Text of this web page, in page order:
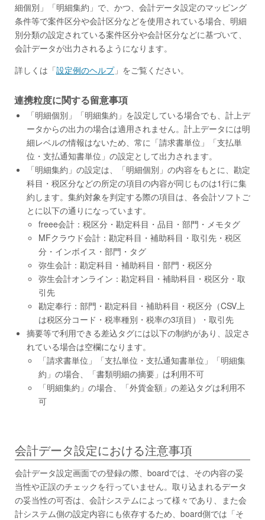
細個別」「明細集約」で、かつ、会計データ設定のマッピング
条件等で案件区分や会計区分などを使用されている場合、明細
別分類の設定されている案件区分や会計区分などに基づいて、
会計データが出力されるようになります。
詳しくは「設定例のヘルプ」をご覧ください。
連携粒度に関する留意事項
「明細個別」「明細集約」を設定している場合でも、計上デ
ータからの出力の場合は適用されません。計上データには明
細レベルの情報はないため、常に「請求書単位」「支払単
位・支払通知書単位」の設定として出力されます。
「明細集約」の設定は、「明細個別」の内容をもとに、勘定
科目・税区分などの所定の項目の内容が同じものは1行に集
約します。集約対象を判定する際の項目は、各会計ソフトご
とに以下の通りになっています。
freee会計：税区分・勘定科目・品目・部門・メモタグ
MFクラウド会計：勘定科目・補助科目・取引先・税区
分・インボイス・部門・タグ
弥生会計：勘定科目・補助科目・部門・税区分
弥生会計オンライン：勘定科目・補助科目・税区分・取
引先
勘定奉行：部門・勘定科目・補助科目・税区分（CSV上
は税区分コード・税率種別・税率の3項目）・取引先
摘要等で利用できる差込タグには以下の制約があり、設定さ
れている場合は空欄になります。
「請求書単位」「支払単位・支払通知書単位」「明細集
約」の場合、「書類明細の摘要」は利用不可
「明細集約」の場合、「外貨金額」の差込タグは利用不
可
会計データ設定における注意事項
会計データ設定画面での登録の際、boardでは、その内容の妥
当性や正誤のチェックを行っていません。取り込まれるデータ
の妥当性の可否は、会計システムによって様々であり、また会
計システム側の設定内容にも依存するため、board側では「そ